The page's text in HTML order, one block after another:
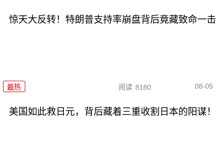
惊天大反转！特朗普支持率崩盘背后竟藏致命一击
最热 阅读 8180 08-05
美国如此救日元，背后藏着三重收割日本的阳谋！